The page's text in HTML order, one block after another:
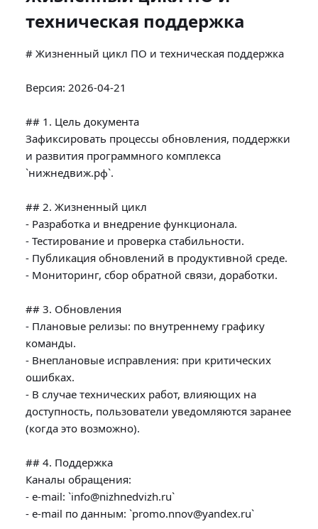
техническая поддержка
# Жизненный цикл ПО и техническая поддержка
Версия: 2026-04-21
## 1. Цель документа
Зафиксировать процессы обновления, поддержки
и развития программного комплекса
`нижнедвиж.рф`.
## 2. Жизненный цикл
- Разработка и внедрение функционала.
- Тестирование и проверка стабильности.
- Публикация обновлений в продуктивной среде.
- Мониторинг, сбор обратной связи, доработки.
## 3. Обновления
- Плановые релизы: по внутреннему графику
команды.
- Внеплановые исправления: при критических
ошибках.
- В случае технических работ, влияющих на
доступность, пользователи уведомляются заранее
(когда это возможно).
## 4. Поддержка
Каналы обращения:
- e-mail: `info@nizhnedvizh.ru`
- e-mail по данным: `promo.nnov@yandex.ru`